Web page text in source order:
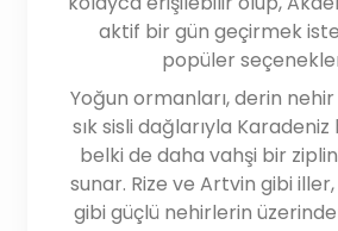
aktif bir gün geçirmek
popüler
Yoğun ormanları, derin nehir
sık sisli dağlarıyla Karadeniz
belki de daha vahşi bir
sunar. Rize ve Artvin gibi iller,
gibi güçlü nehirlerin